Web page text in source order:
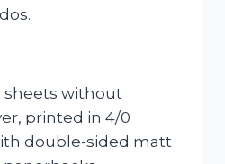
sheets without
printed in 4/0
double-sided matt